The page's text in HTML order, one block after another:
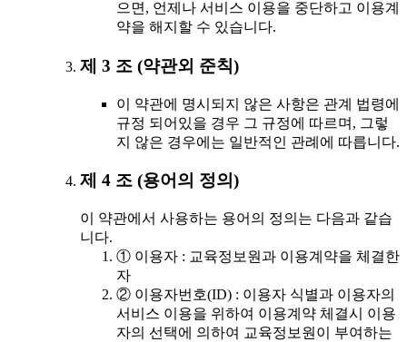
으면, 언제나 서비스 이용을 중단하고 이용계
약을 해지할 수 있습니다.
제 3 조 (약관외 준칙)
이 약관에 명시되지 않은 사항은 관계 법령에
규정 되어있을 경우 그 규정에 따르며, 그렇
지 않은 경우에는 일반적인 관례에 따릅니다.
제 4 조 (용어의 정의)
이 약관에서 사용하는 용어의 정의는 다음과 같습
니다.
① 이용자 : 교육정보원과 이용계약을 체결한
자
② 이용자번호(ID) : 이용자 식별과 이용자의
서비스 이용을 위하여 이용계약 체결시 이용
자의 선택에 의하여 교육정보원이 부여하는